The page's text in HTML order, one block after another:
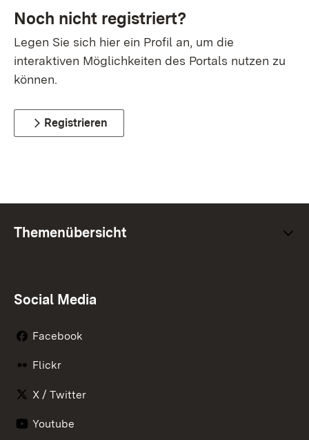
Noch nicht registriert?
Legen Sie sich hier ein Profil an, um die
interaktiven Möglichkeiten des Portals nutzen zu
können.
Registrieren
Themenübersicht
Social Media
Facebook
Flickr
X / Twitter
Youtube